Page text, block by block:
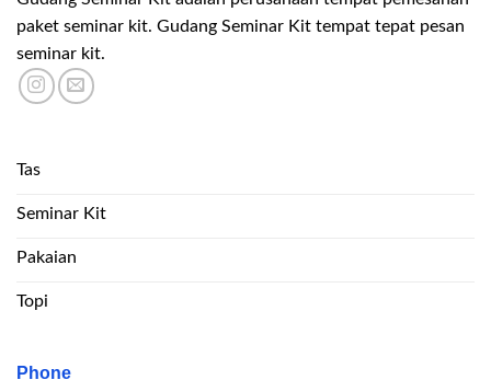
paket seminar kit. Gudang Seminar Kit tempat tepat pesan
seminar kit.
Tas
Seminar Kit
Pakaian
Topi
Phone